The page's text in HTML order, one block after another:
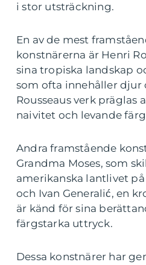
i stor utsträckning.
En av de mest
konstnärerna är Henri
sina tropiska landskap
som ofta innehåller djur
Rousseaus verk präglas
naivitet och levande
Andra framstående
Grandma Moses, som
amerikanska lantlivet
och Ivan Generalić, en
är känd för sina
färgstarka uttryck.
Dessa konstnärer har